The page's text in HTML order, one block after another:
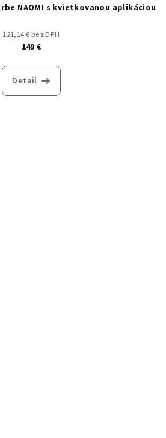
NAOMI s kvietkovanou aplikáciou
121,14 € bez DPH
149 €
Detail